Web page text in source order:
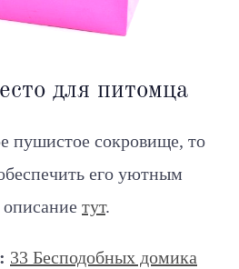
для питомца
пушистое сокровище, то
его уютным
тут.
33 Бесподобных домика